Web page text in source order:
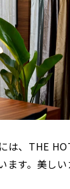
は、THE
ます。美しい